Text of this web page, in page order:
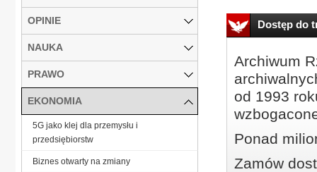
Dostęp do
Archiwum
od 1993
Ponad
Zamów
OPINIE
NAUKA
PRAWO
EKONOMIA
5G jako klej dla przemysłu i
przedsiębiorstw
Biznes otwarty na zmiany